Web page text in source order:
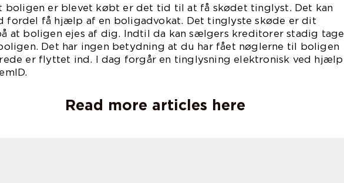
boligen er blevet købt er det tid til at få skødet tinglyst. Det kan
fordel få hjælp af en boligadvokat. Det tinglyste skøde er dit
at boligen ejes af dig. Indtil da kan sælgers kreditorer stadig tage
Det har ingen betydning at du har fået nøglerne til boligen
er flyttet ind. I dag forgår en tinglysning elektronisk ved hjælp
Read more articles here